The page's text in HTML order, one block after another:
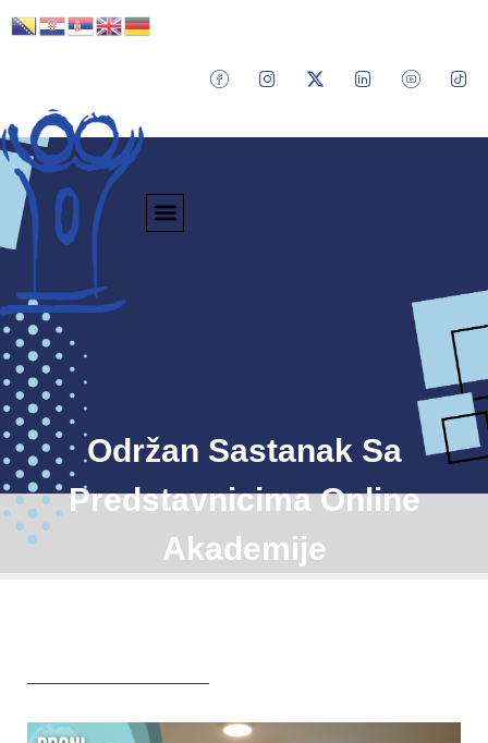
Održan Sastanak Sa
Predstavnicima Online
Akademije